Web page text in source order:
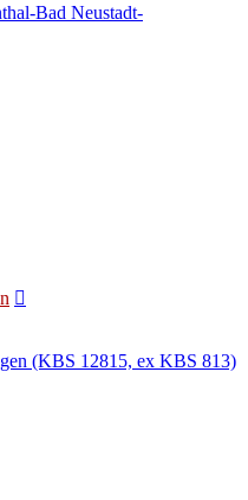
Bad Neustadt-
(KBS 12815, ex KBS 813)